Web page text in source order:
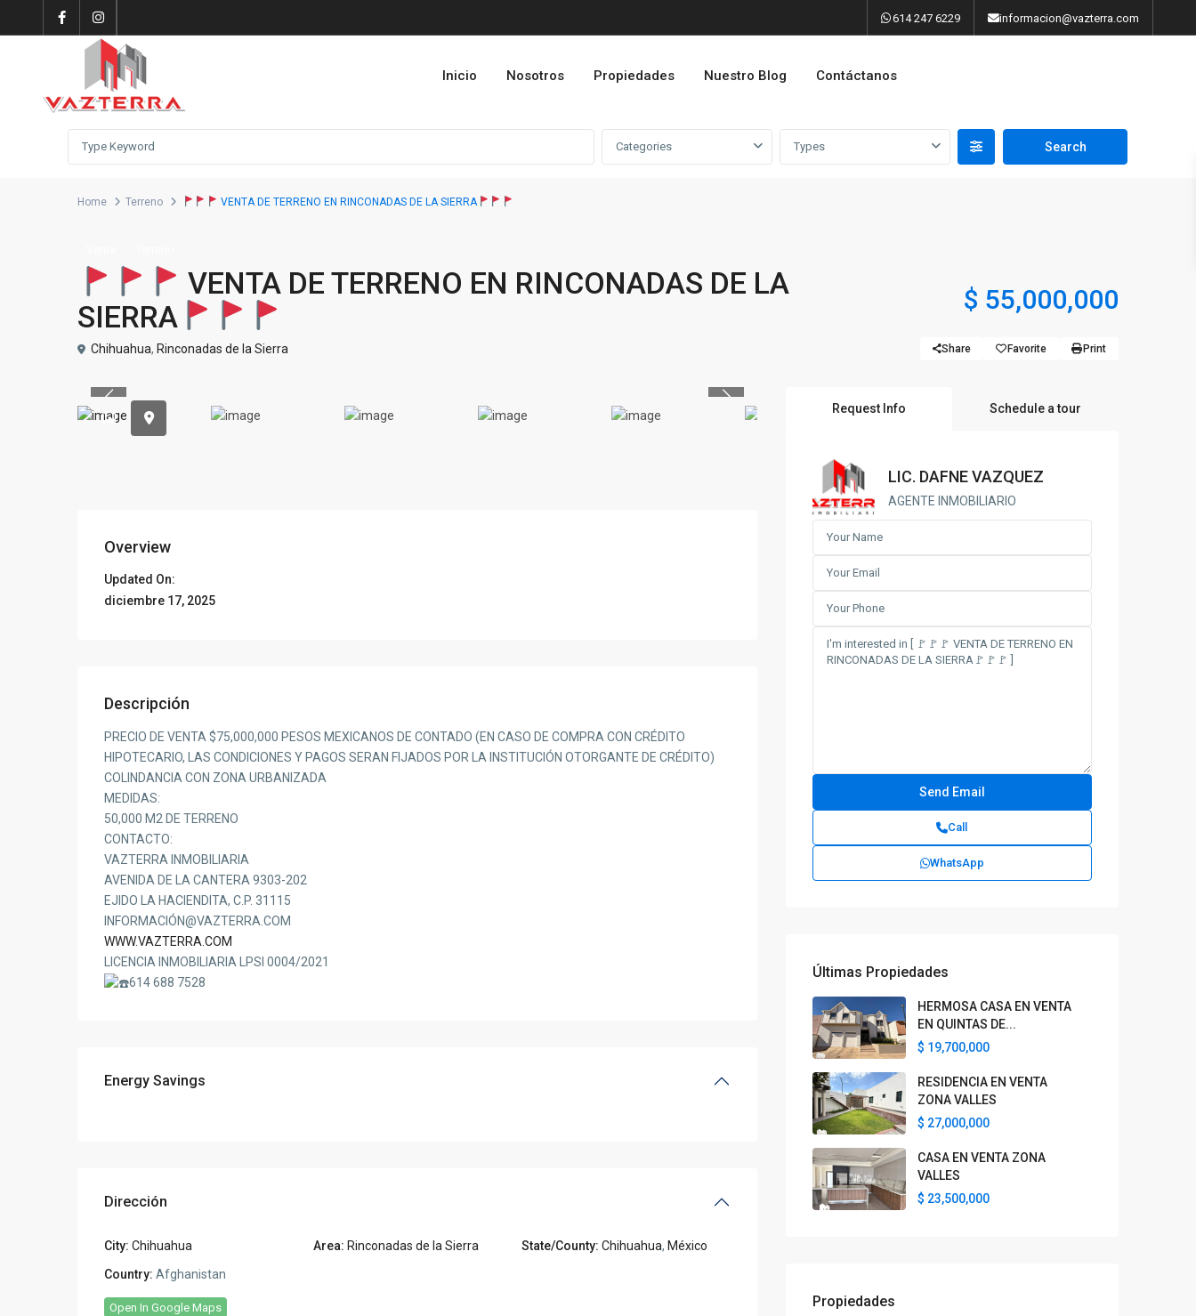
614 247 6229 informacion@vazterra.com
Inicio Nosotros Propiedades Nuestro Blog Contáctanos
Categories Types
Home Terreno VENTA DE TERRENO EN RINCONADAS DE LA SIERRA
VENTA DE TERRENO EN RINCONADAS DE LA
SIERRA
$ 55,000,000
Chihuahua, Rinconadas de la Sierra Share Favorite Print
Previous Previous
Overview
Updated On:
diciembre 17, 2025
Descripción
PRECIO DE VENTA $75,000,000 PESOS MEXICANOS DE CONTADO (EN CASO DE COMPRA CON CRÉDITO
HIPOTECARIO, LAS CONDICIONES Y PAGOS SERAN FIJADOS POR LA INSTITUCIÓN OTORGANTE DE CRÉDITO)
COLINDANCIA CON ZONA URBANIZADA
MEDIDAS:
50,000 M2 DE TERRENO
CONTACTO:
VAZTERRA INMOBILIARIA
AVENIDA DE LA CANTERA 9303-202
EJIDO LA HACIENDITA, C.P. 31115
INFORMACIÓN@VAZTERRA.COM
WWW.VAZTERRA.COM
LICENCIA INMOBILIARIA LPSI 0004/2021
614 688 7528
Energy Savings
Dirección
City: Chihuahua Area: Rinconadas de la Sierra State/County: Chihuahua, México
Country: Afghanistan
Open In Google Maps
Request Info Schedule a tour
LIC. DAFNE VAZQUEZ
AGENTE INMOBILIARIO
Call
WhatsApp
Últimas Propiedades
HERMOSA CASA EN VENTA
EN QUINTAS DE...
$ 19,700,000
RESIDENCIA EN VENTA
ZONA VALLES
$ 27,000,000
CASA EN VENTA ZONA
VALLES
$ 23,500,000
Propiedades